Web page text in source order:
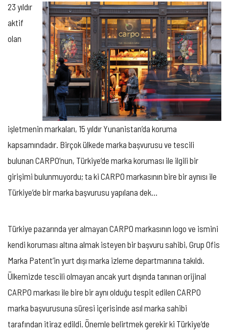
23 yıldır
aktif
olan
işletmenin markaları, 15 yıldır Yunanistan’da koruma
kapsamındadır. Birçok ülkede marka başvurusu ve tescili
bulunan CARPO’nun, Türkiye’de marka koruması ile ilgili bir
girişimi bulunmuyordu; ta ki CARPO markasının bire bir aynısı ile
Türkiye’de bir marka başvurusu yapılana dek…
Türkiye pazarında yer almayan CARPO markasının logo ve ismini
kendi koruması altına almak isteyen bir başvuru sahibi, Grup Ofis
Marka Patent’in yurt dışı marka izleme departmanına takıldı.
Ülkemizde tescili olmayan ancak yurt dışında tanınan orijinal
CARPO markası ile bire bir aynı olduğu tespit edilen CARPO
marka başvurusuna süresi içerisinde asıl marka sahibi
tarafından itiraz edildi. Önemle belirtmek gerekir ki Türkiye’de